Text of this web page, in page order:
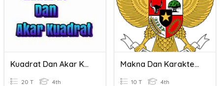
Kuadrat Dan Akar Kuadrat
20 T 4th
Makna Dan Karakteristik NKRI
10 T 4th